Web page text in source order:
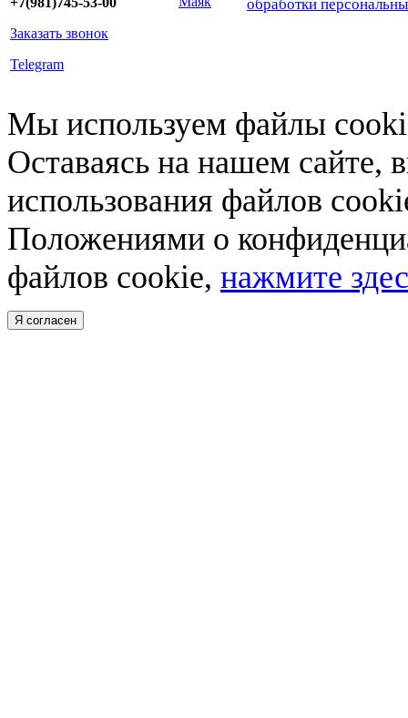
Заказать звонок
Telegram
обработки
Мы используем файлы
Оставаясь на нашем сайте,
использования файлов
Положениями о
файлов cookie, нажмите
Я согласен